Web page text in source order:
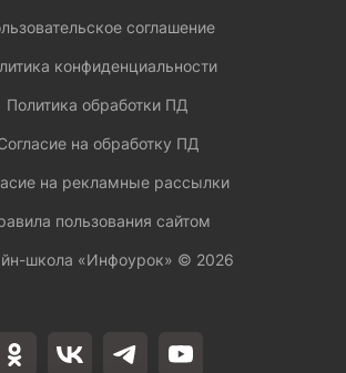
соглашение
конфиденциальности
Политика обработки ПД
на обработку ПД
на рекламные рассылки
пользования сайтом
школа «Инфоурок» © 2026